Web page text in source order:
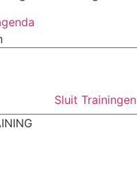
Sluit Trainingen